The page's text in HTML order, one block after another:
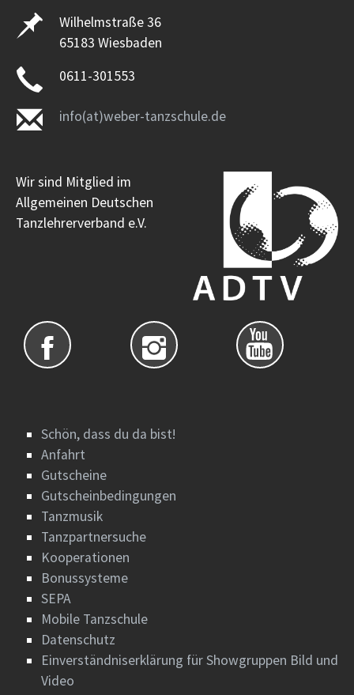
Wilhelmstraße 36
65183 Wiesbaden
0611-301553
info(at)weber-tanzschule.de
Wir sind Mitglied im
Allgemeinen Deutschen
Tanzlehrerverband e.V.
Schön, dass du da bist!
Anfahrt
Gutscheine
Gutscheinbedingungen
Tanzmusik
Tanzpartnersuche
Kooperationen
Bonussysteme
SEPA
Mobile Tanzschule
Datenschutz
Einverständniserklärung für Showgruppen Bild und
Video